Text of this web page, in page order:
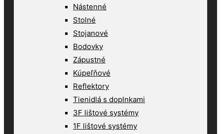
Nástenné
Stolné
Stojanové
Bodovky
Zápustné
Kúpeľňové
Reflektory
Tienidlá s doplnkami
3F lištové systémy
1F lištové systémy